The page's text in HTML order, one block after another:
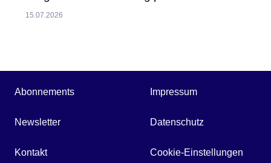
15.07.2026
Abonnements
Newsletter
Kontakt
Impressum
Datenschutz
Cookie-Einstellungen